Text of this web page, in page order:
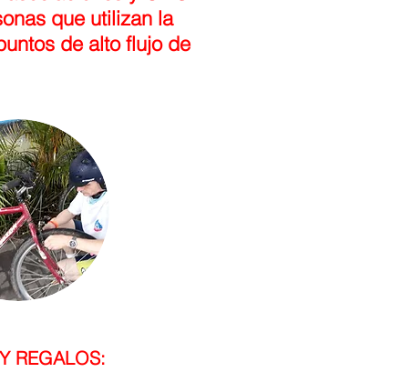
que utilizan la
de alto flujo de
REGALOS: